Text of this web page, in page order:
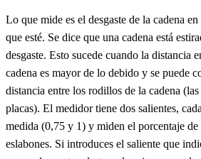
Lo que mide es el desgaste de la cadena
que esté. Se dice que una cadena está
desgaste. Esto sucede cuando la distancia
cadena es mayor de lo debido y se puede
distancia entre los rodillos de la cadena
placas). El medidor tiene dos salientes,
medida (0,75 y 1) y miden el porcentaje de
eslabones. Si introduces el saliente que